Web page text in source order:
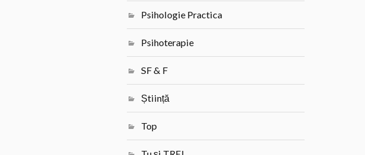
Psihologie Practica
Psihoterapie
SF & F
Știință
Top